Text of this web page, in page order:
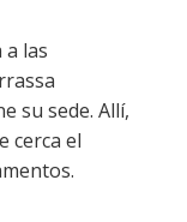
a las
su sede. Allí,
cerca el